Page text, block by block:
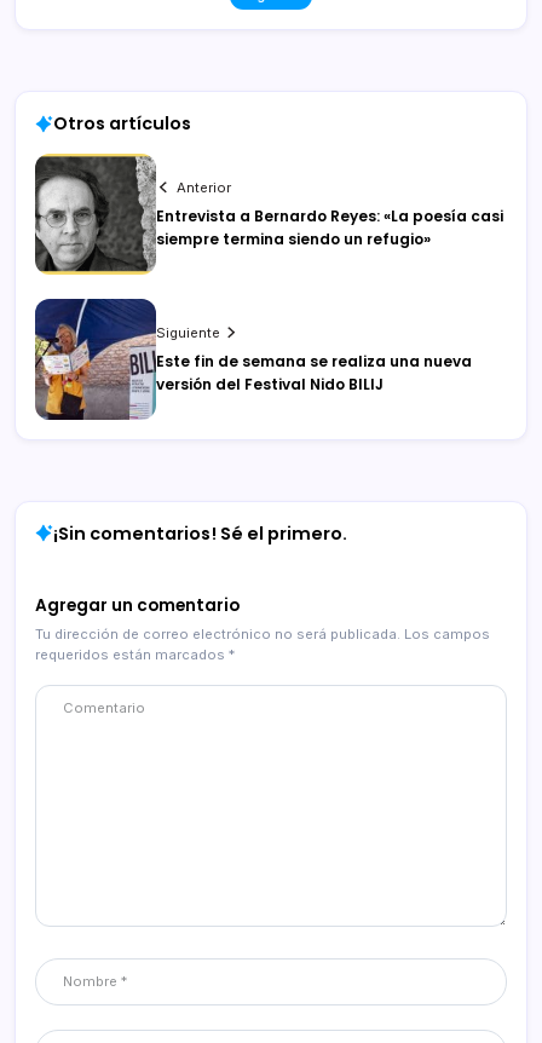
Otros artículos
Anterior
Entrevista a Bernardo Reyes: «La poesía casi
siempre termina siendo un refugio»
Siguiente
Este fin de semana se realiza una nueva
versión del Festival Nido BILIJ
¡Sin comentarios! Sé el primero.
Agregar un comentario
Tu dirección de correo electrónico no será publicada. Los campos
requeridos están marcados *